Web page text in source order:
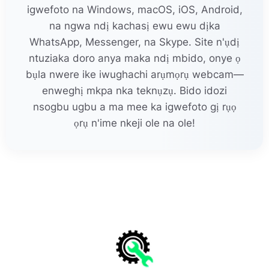
igwefoto na Windows, macOS, iOS, Android,
na ngwa ndị kachasị ewu ewu dịka
WhatsApp, Messenger, na Skype. Site n'ụdị
ntuziaka doro anya maka ndị mbido, onye ọ
bụla nwere ike iwughachi arụmọrụ webcam—
enweghị mkpa nka teknụzụ. Bido idozi
nsogbu ugbu a ma mee ka igwefoto gị rụọ
ọrụ n'ime nkeji ole na ole!